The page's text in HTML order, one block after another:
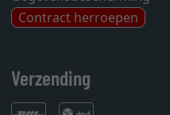
Contract herroepen
Verzending